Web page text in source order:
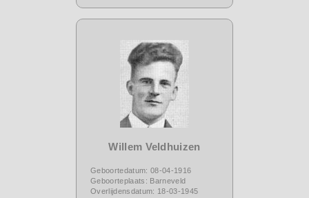
Willem Veldhuizen
Geboortedatum: 08-04-1916
Geboorteplaats: Barneveld
Overlijdensdatum: 18-03-1945